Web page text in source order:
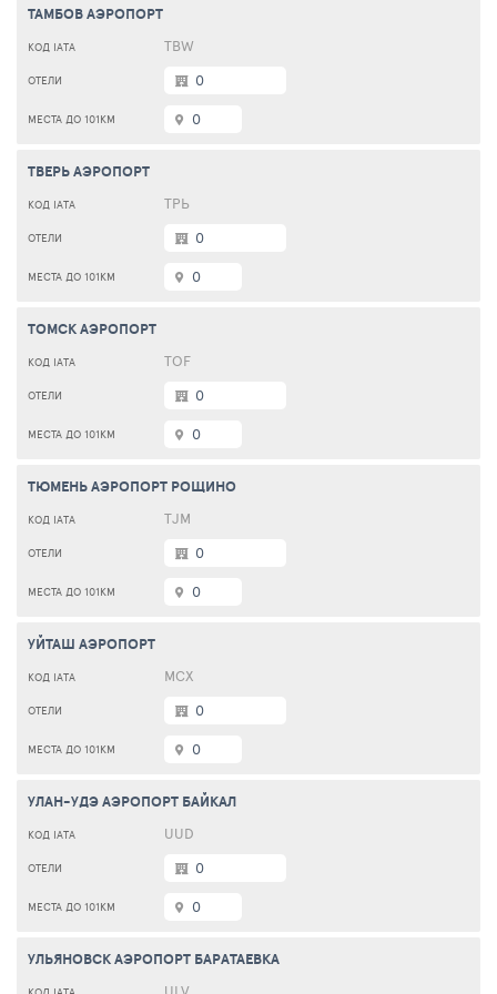
ТАМБОВ АЭРОПОРТ
TBW
0
0
ТВЕРЬ АЭРОПОРТ
ТРЬ
0
0
ТОМСК АЭРОПОРТ
TOF
0
0
ТЮМЕНЬ АЭРОПОРТ РОЩИНО
TJM
0
0
УЙТАШ АЭРОПОРТ
МСХ
0
0
УЛАН-УДЭ АЭРОПОРТ БАЙКАЛ
UUD
0
0
УЛЬЯНОВСК АЭРОПОРТ БАРАТАЕВКА